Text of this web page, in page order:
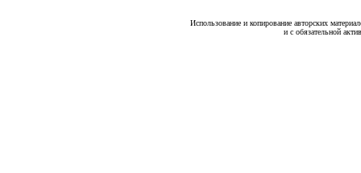
Использование и копирование авторских
и с обязательной